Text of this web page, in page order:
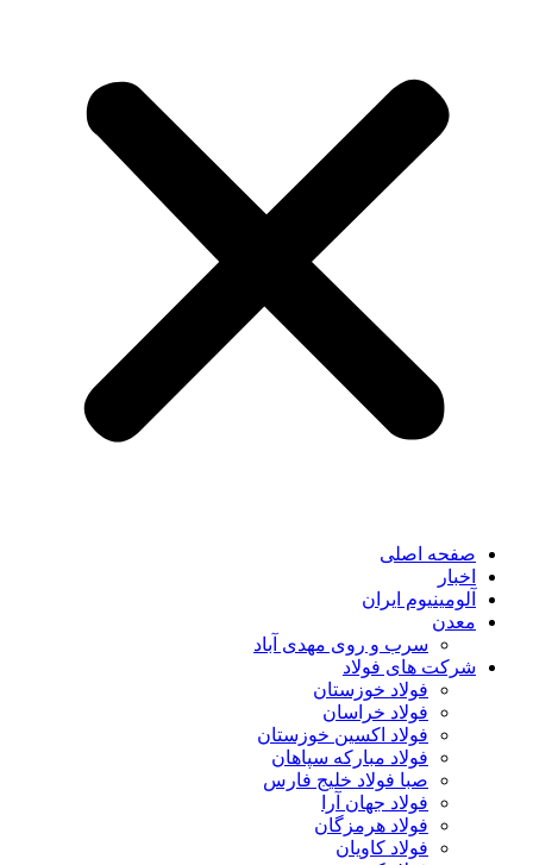
صفحه اصلی
اخبار
آلومینیوم ایران
معدن
سرب و روی مهدی آباد
شرکت های فولاد
فولاد خوزستان
فولاد خراسان
فولاد اکسین خوزستان
فولاد مبارکه سپاهان
صبا فولاد خلیج فارس
فولاد جهان آرا
فولاد هرمزگان
فولاد کاویان